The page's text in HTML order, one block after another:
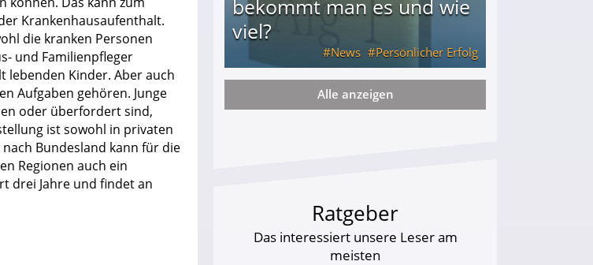
Krankenhausaufenthalt.
die kranken Personen
und Familienpfleger
lebenden Kinder. Aber auch
Aufgaben gehören. Junge
oder überfordert sind,
ist sowohl in privaten
Bundesland kann für die
Regionen auch ein
drei Jahre und findet an
bekommt man es und wie
viel?
News Persönlicher Erfolg
Wofür bekommt man es und wie viel?
Alle anzeigen
Ratgeber
Das interessiert unsere Leser am
meisten